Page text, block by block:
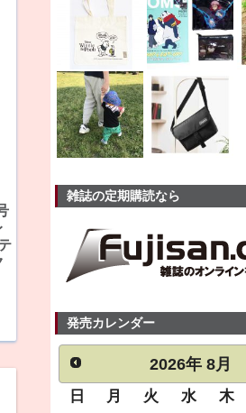
雑誌の定期購読なら
発売カレンダー
2026年 8月
日 月 火 水 木